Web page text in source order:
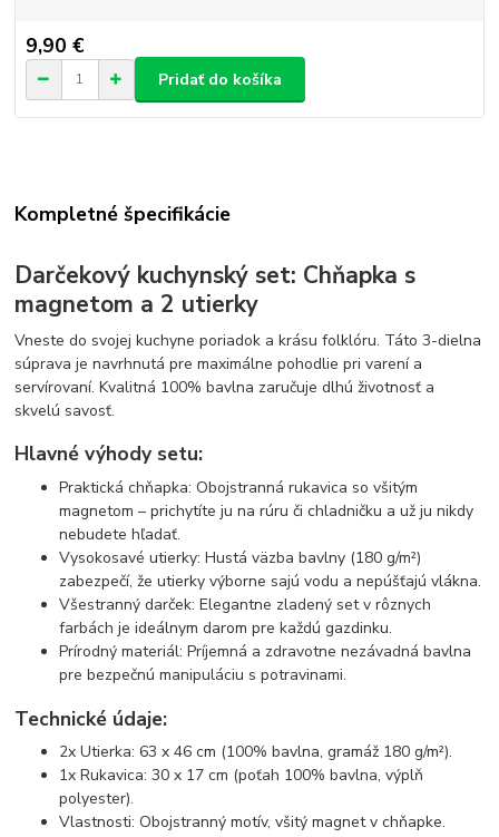
9,90 €
Pridať do košíka
Kompletné špecifikácie
Darčekový kuchynský set: Chňapka s
magnetom a 2 utierky
Vneste do svojej kuchyne poriadok a krásu folklóru. Táto 3-dielna
súprava je navrhnutá pre maximálne pohodlie pri varení a
servírovaní. Kvalitná 100% bavlna zaručuje dlhú životnosť a
skvelú savosť.
Hlavné výhody setu:
Praktická chňapka: Obojstranná rukavica so všitým
magnetom – prichytíte ju na rúru či chladničku a už ju nikdy
nebudete hľadať.
Vysokosavé utierky: Hustá väzba bavlny (180 g/m²)
zabezpečí, že utierky výborne sajú vodu a nepúšťajú vlákna.
Všestranný darček: Elegantne zladený set v rôznych
farbách je ideálnym darom pre každú gazdinku.
Prírodný materiál: Príjemná a zdravotne nezávadná bavlna
pre bezpečnú manipuláciu s potravinami.
Technické údaje:
2x Utierka: 63 x 46 cm (100% bavlna, gramáž 180 g/m²).
1x Rukavica: 30 x 17 cm (poťah 100% bavlna, výplň
polyester).
Vlastnosti: Obojstranný motív, všitý magnet v chňapke.